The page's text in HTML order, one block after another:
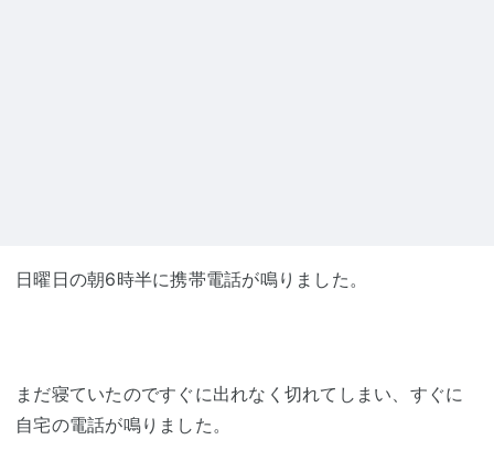
日曜日の朝6時半に携帯電話が鳴りました。
まだ寝ていたのですぐに出れなく切れてしまい、すぐに
自宅の電話が鳴りました。